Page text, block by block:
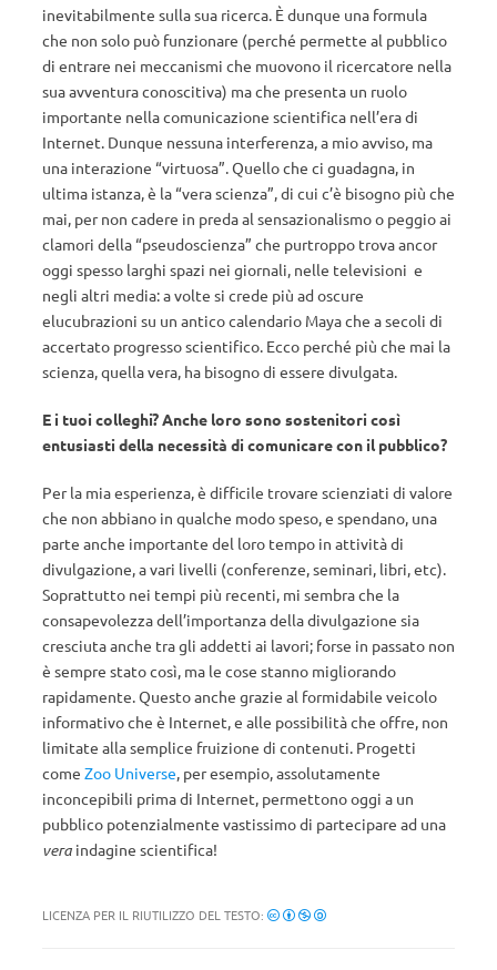
inevitabilmente sulla sua ricerca. È dunque una formula
che non solo può funzionare (perché permette al pubblico
di entrare nei meccanismi che muovono il ricercatore nella
sua avventura conoscitiva) ma che presenta un ruolo
importante nella comunicazione scientifica nell’era di
Internet. Dunque nessuna interferenza, a mio avviso, ma
una interazione “virtuosa”. Quello che ci guadagna, in
ultima istanza, è la “vera scienza”, di cui c’è bisogno più che
mai, per non cadere in preda al sensazionalismo o peggio ai
clamori della “pseudoscienza” che purtroppo trova ancor
oggi spesso larghi spazi nei giornali, nelle televisioni e
negli altri media: a volte si crede più ad oscure
elucubrazioni su un antico calendario Maya che a secoli di
accertato progresso scientifico. Ecco perché più che mai la
scienza, quella vera, ha bisogno di essere divulgata.
E i tuoi colleghi? Anche loro sono sostenitori così
entusiasti della necessità di comunicare con il pubblico?
Per la mia esperienza, è difficile trovare scienziati di valore
che non abbiano in qualche modo speso, e spendano, una
parte anche importante del loro tempo in attività di
divulgazione, a vari livelli (conferenze, seminari, libri, etc).
Soprattutto nei tempi più recenti, mi sembra che la
consapevolezza dell’importanza della divulgazione sia
cresciuta anche tra gli addetti ai lavori; forse in passato non
è sempre stato così, ma le cose stanno migliorando
rapidamente. Questo anche grazie al formidabile veicolo
informativo che è Internet, e alle possibilità che offre, non
limitate alla semplice fruizione di contenuti. Progetti
come Zoo Universe, per esempio, assolutamente
inconcepibili prima di Internet, permettono oggi a un
pubblico potenzialmente vastissimo di partecipare ad una
vera indagine scientifica!
LICENZA PER IL RIUTILIZZO DEL TESTO: